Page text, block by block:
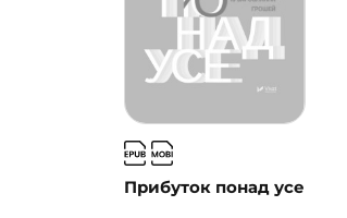
Прибуток понад усе